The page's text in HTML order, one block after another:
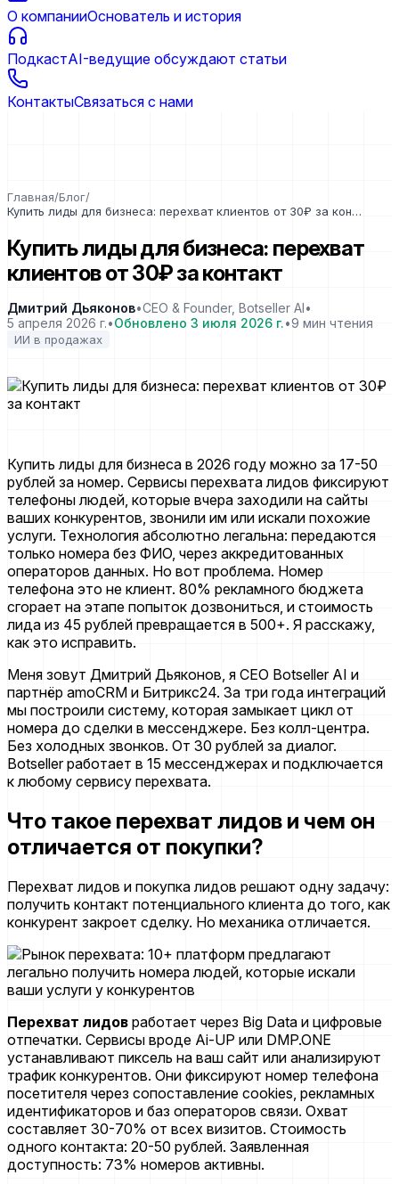
О компанииОснователь и история
ПодкастAI-ведущие обсуждают статьи
КонтактыСвязаться с нами
Главная/Блог/
Купить лиды для бизнеса: перехват клиентов от 30₽ за контакт
Купить лиды для бизнеса: перехват
клиентов от 30₽ за контакт
Дмитрий Дьяконов•CEO & Founder, Botseller AI•
5 апреля 2026 г.•Обновлено 3 июля 2026 г.•9 мин чтения
ИИ в продажах
Купить лиды для бизнеса в 2026 году можно за 17-50
рублей за номер. Сервисы перехвата лидов фиксируют
телефоны людей, которые вчера заходили на сайты
ваших конкурентов, звонили им или искали похожие
услуги. Технология абсолютно легальна: передаются
только номера без ФИО, через аккредитованных
операторов данных. Но вот проблема. Номер
телефона это не клиент. 80% рекламного бюджета
сгорает на этапе попыток дозвониться, и стоимость
лида из 45 рублей превращается в 500+. Я расскажу,
как это исправить.
Меня зовут Дмитрий Дьяконов, я CEO Botseller AI и
партнёр amoCRM и Битрикс24. За три года интеграций
мы построили систему, которая замыкает цикл от
номера до сделки в мессенджере. Без колл-центра.
Без холодных звонков. От 30 рублей за диалог.
Botseller работает в 15 мессенджерах и подключается
к любому сервису перехвата.
Что такое перехват лидов и чем он
отличается от покупки?
Перехват лидов и покупка лидов решают одну задачу:
получить контакт потенциального клиента до того, как
конкурент закроет сделку. Но механика отличается.
Перехват лидов работает через Big Data и цифровые
отпечатки. Сервисы вроде Ai-UP или DMP.ONE
устанавливают пиксель на ваш сайт или анализируют
трафик конкурентов. Они фиксируют номер телефона
посетителя через сопоставление cookies, рекламных
идентификаторов и баз операторов связи. Охват
составляет 30-70% от всех визитов. Стоимость
одного контакта: 20-50 рублей. Заявленная
доступность: 73% номеров активны.